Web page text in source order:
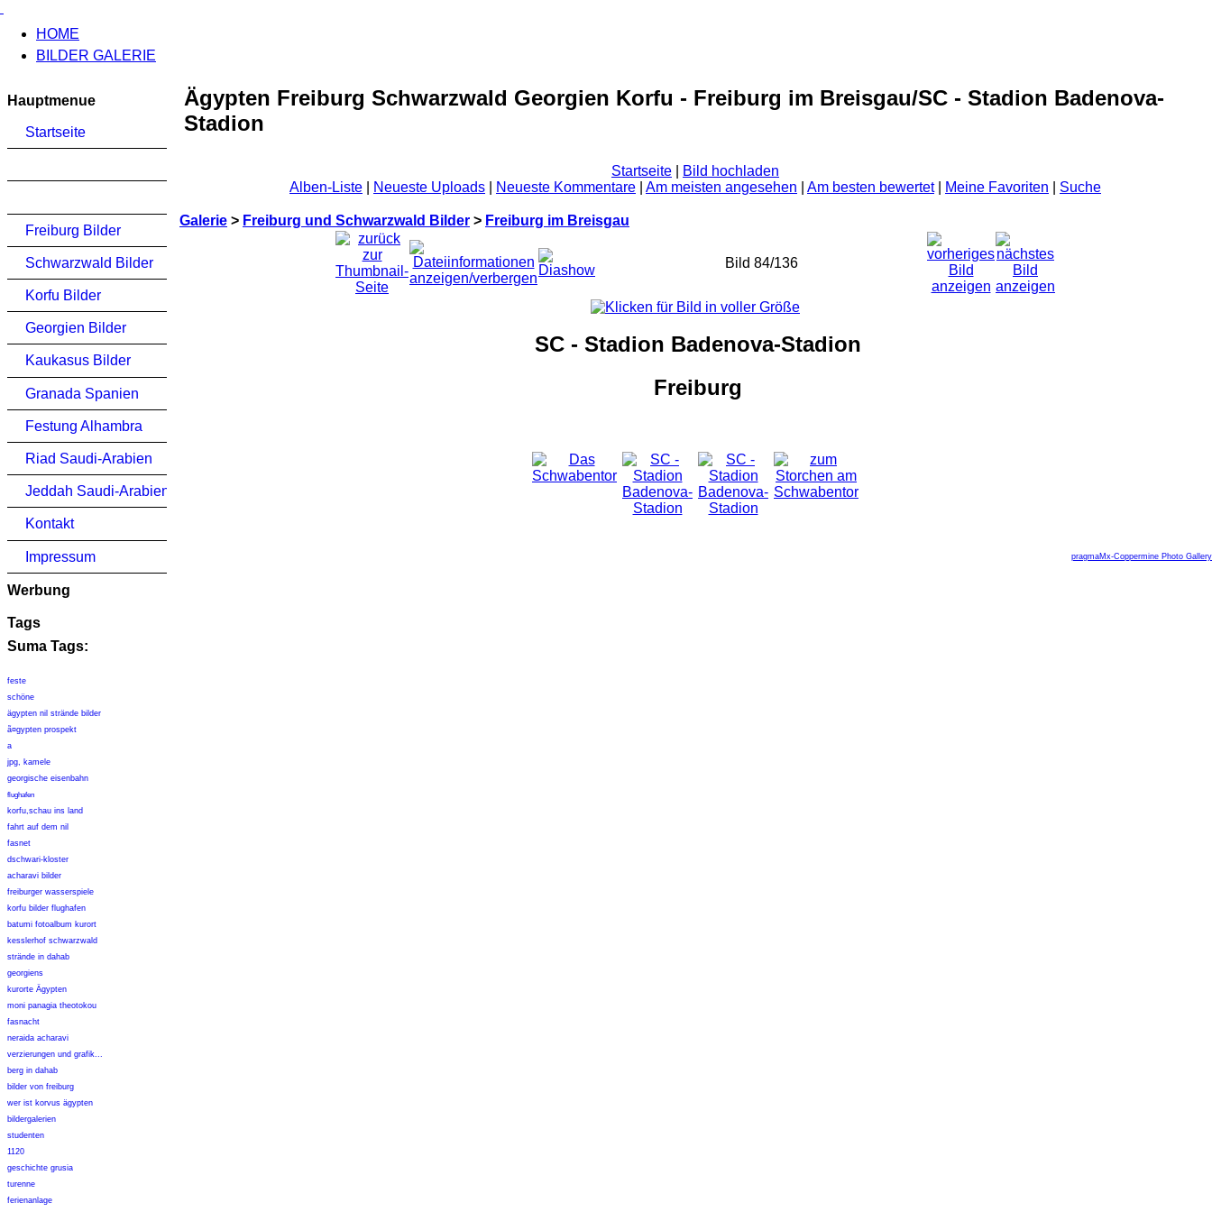
HOME
BILDER GALERIE
Hauptmenue
Startseite
Freiburg Bilder
Schwarzwald Bilder
Korfu Bilder
Georgien Bilder
Kaukasus Bilder
Granada Spanien
Festung Alhambra
Riad Saudi-Arabien
Jeddah Saudi-Arabien
Kontakt
Impressum
Werbung
Tags
Suma Tags:
feste
schöne
ägypten nil strände bilder
ã¤gypten prospekt
a
jpg, kamele
georgische eisenbahn
flughafen
korfu,schau ins land
fahrt auf dem nil
fasnet
dschwari-kloster
acharavi bilder
freiburger wasserspiele
korfu bilder flughafen
batumi fotoalbum kurort
kesslerhof schwarzwald
strände in dahab
georgiens
kurorte Ägypten
moni panagia theotokou
fasnacht
neraida acharavi
verzierungen und grafik...
berg in dahab
bilder von freiburg
wer ist korvus ägypten
bildergalerien
studenten
1120
geschichte grusia
turenne
ferienanlage
Ägypten Freiburg Schwarzwald Georgien Korfu - Freiburg im Breisgau/SC - Stadion Badenova-
Stadion
Startseite
Bild hochladen
Alben-Liste
Neueste Uploads Neueste Kommentare Am meisten angesehen Am besten bewertet| Meine Favoriten Suche
Galerie > Freiburg und Schwarzwald Bilder > Freiburg im Breisgau
Bild 84/136
SC - Stadion Badenova-Stadion
Freiburg
pragmaMx-Coppermine Photo Gallery